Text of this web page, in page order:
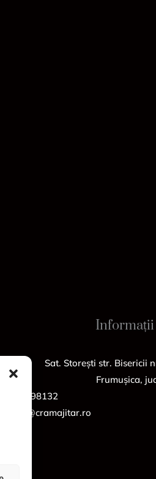
Sat. Storești str. Bisericii
Frumușica,
0743898132
office@cramajitar.ro